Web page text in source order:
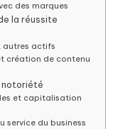
des marques
la réussite
autres actifs
création de contenu
notoriété
et capitalisation
service du business